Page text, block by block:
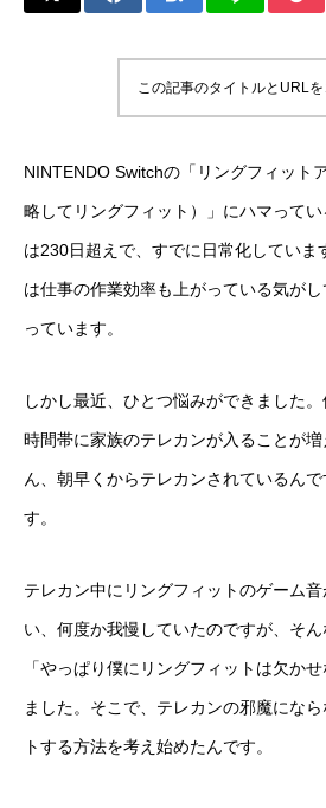
この記事のタイトルとURL
NINTENDO Switchの「リングフィット
略してリングフィット）」にハマって
は230日超えで、すでに日常化していま
は仕事の作業効率も上がっている気が
っています。
しかし最近、ひとつ悩みができました
時間帯に家族のテレカンが入ることが
ん、朝早くからテレカンされているん
す。
テレカン中にリングフィットのゲーム
い、何度か我慢していたのですが、そん
「やっぱり僕にリングフィットは欠か
ました。そこで、テレカンの邪魔にな
トする方法を考え始めたんです。